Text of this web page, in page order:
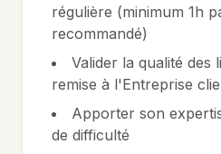
régulière (minimum 1h
recommandé)
Valider la qualité des
remise à l'Entreprise
Apporter son
de difficulté